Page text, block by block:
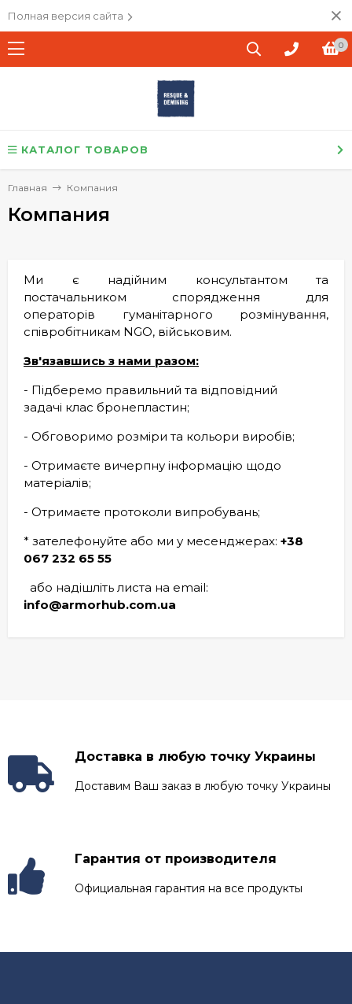
Полная версия сайта
0
КАТАЛОГ ТОВАРОВ
Главная Компания
Компания
Ми є надійним консультантом та
постачальником спорядження для
операторів гуманітарного розмінування,
співробітникам NGO, військовим.
Зв'язавшись з нами разом:
- Підберемо правильний та відповідний
задачі клас бронепластин;
- Обговоримо розміри та кольори виробів;
- Отримаєте вичерпну інформацію щодо
матеріалів;
- Отримаєте протоколи випробувань;
* зателефонуйте або ми у месенджерах: +38
067 232 65 55
або надішліть листа на email:
info@armorhub.com.ua
Доставка в любую точку Украины
Доставим Ваш заказ в любую точку Украины
Гарантия от производителя
Официальная гарантия на все продукты